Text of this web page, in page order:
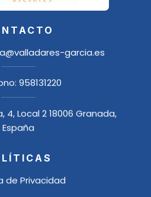
garcia.es
958131220
4, Local 2 18006 Granada,
España
de Privacidad